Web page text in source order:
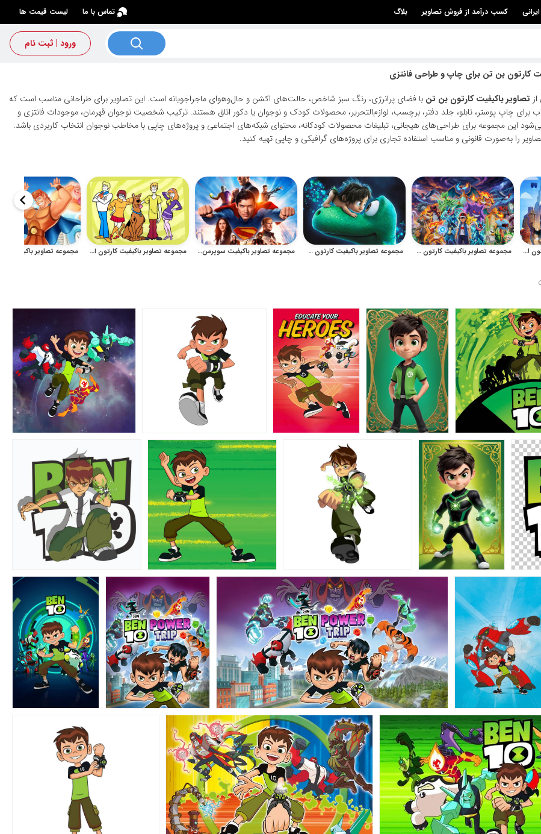
کسب درآمد از فروش تصاویر بلاگ تماس با ما لیست قیمت ها
ورود | ثبت نام
کارتون بن تن برای چاپ و طراحی فانتزی
تصاویر باکیفیت کارتون بن تن با فضای پرانرژی، رنگ سبز شاخص، حالت‌های اکشن و حال‌وهوای ماجراجویانه است. این تصاویر برای طراحانی مناسب است که
برای چاپ پوستر، تابلو، جلد دفتر، برچسب، لوازم‌التحریر، محصولات کودک و نوجوان یا دکور اتاق هستند. ترکیب شخصیت نوجوان قهرمان، موجودات فانتزی و
این مجموعه برای طراحی‌های هیجانی، تبلیغات محصولات کودکانه، محتوای شبکه‌های اجتماعی و پروژه‌های چاپی با مخاطب نوجوان انتخاب کاربردی باشد.
را به‌صورت قانونی و مناسب استفاده تجاری برای پروژه‌های گرافیکی و چاپی تهیه کنید.
مجموعه تصاویر باکیفیت کارتون لگو برای طراحی کودک و نوجوان مجموعه تصاویر باکیفیت کارتون پوکمون برای طراحی و چاپ کودکانه مجموعه تصاویر باکیفیت کارتون دایناسور خوب برای چاپ و طراحی کودکانه مجموعه تصاویر باکیفیت سوپرمن و قهرمانان فانتزی برای چاپ و طراحی مجموعه تصاویر باکیفیت کارتون اسکوبی دو برای چاپ و طراحی
×